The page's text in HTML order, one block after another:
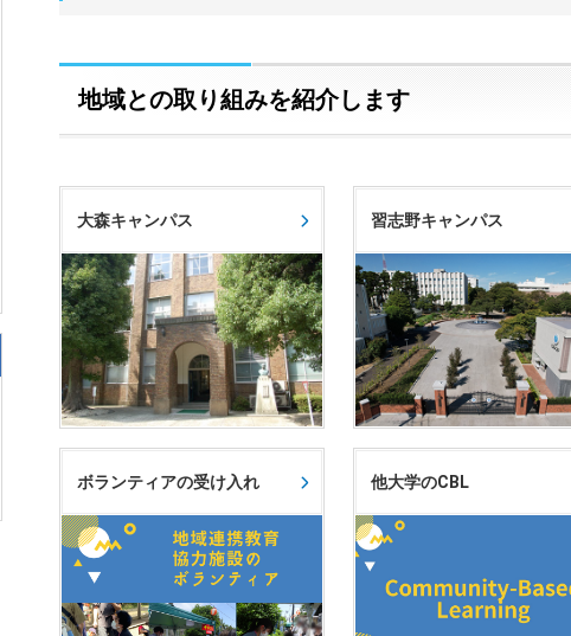
地域との取り組みを紹介します
大森キャンパス 習志野キャンパス
ボランティアの受け入れ 他大学のCBL